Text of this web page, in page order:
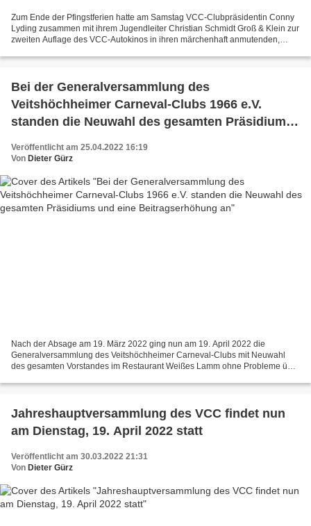
Zum Ende der Pfingstferien hatte am Samstag VCC-Clubpräsidentin Conny
Lyding zusammen mit ihrem Jugendleiter Christian Schmidt Groß & Klein zur
zweiten Auflage des VCC-Autokinos in ihren märchenhaft anmutenden,
Bei der Generalversammlung des
Veitshöchheimer Carneval-Clubs 1966 e.V.
standen die Neuwahl des gesamten Präsidiums
Veröffentlicht am 25.04.2022 16:19
Von Dieter Gürz
Nach der Absage am 19. März 2022 ging nun am 19. April 2022 die
Generalversammlung des Veitshöchheimer Carneval-Clubs mit Neuwahl
des gesamten Vorstandes im Restaurant Weißes Lamm ohne Probleme über
Jahreshauptversammlung des VCC findet nun
am Dienstag, 19. April 2022 statt
Veröffentlicht am 30.03.2022 21:31
Von Dieter Gürz